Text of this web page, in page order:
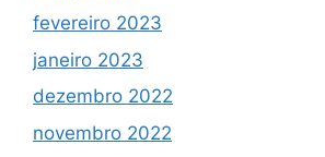
fevereiro 2023
janeiro 2023
dezembro 2022
novembro 2022